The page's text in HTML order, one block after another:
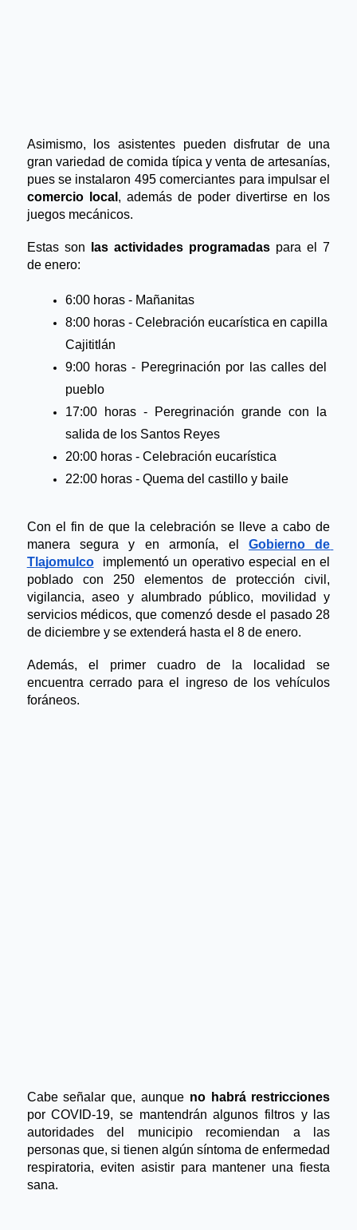
Asimismo, los asistentes pueden disfrutar de una
gran variedad de comida típica y venta de artesanías,
comercio local , además de poder divertirse en los
juegos mecánicos.
Estas son las actividades programadas para el 7
de enero:
6:00 horas - Mañanitas
8:00 horas - Celebración eucarística en capilla
Cajititlán
9:00 horas - Peregrinación por las calles del
pueblo
17:00 horas - Peregrinación grande con la
salida de los Santos Reyes
20:00 horas - Celebración eucarística
22:00 horas - Quema del castillo y baile
Con el fin de que la celebración se lleve a cabo de
manera segura y en armonía, el Gobierno de
Tlajomulco
implementó un operativo especial en el
poblado con 250 elementos de protección civil,
vigilancia, aseo y alumbrado público, movilidad y
servicios médicos, que comenzó desde el pasado 28
de diciembre y se extenderá hasta el 8 de enero.
Además, el primer cuadro de la localidad se
encuentra cerrado para el ingreso de los vehículos
foráneos.
Cabe señalar que, aunque no habrá restricciones
por COVID-19, se mantendrán algunos filtros y las
autoridades del municipio recomiendan a las
personas que, si tienen algún síntoma de enfermedad
respiratoria, eviten asistir para mantener una fiesta
sana.